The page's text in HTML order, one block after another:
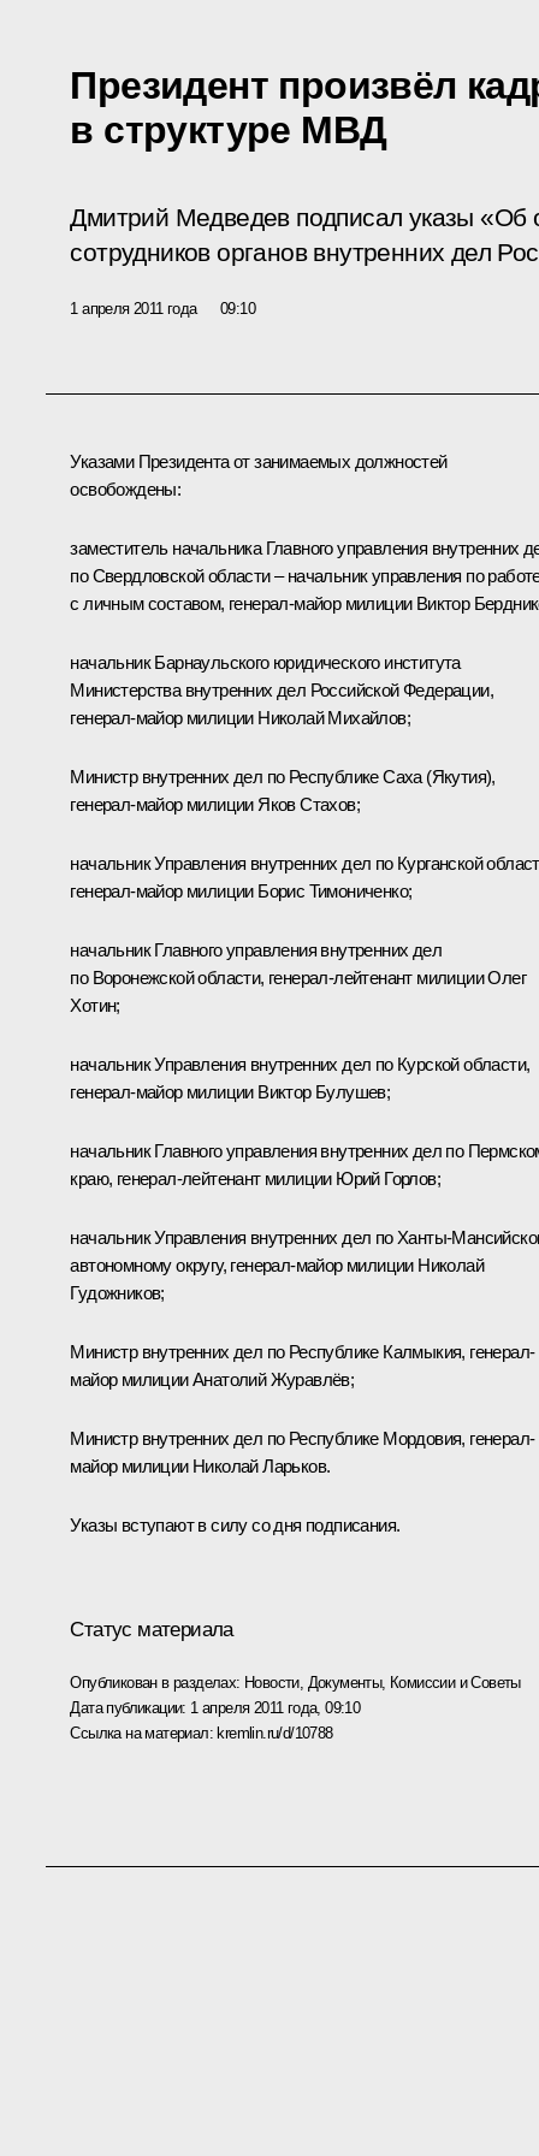
Президент произвёл
в структуре МВД
Дмитрий Медведев подписал указы «Об
сотрудников органов внутренних дел
1 апреля 2011 года 09:10
Указами Президента от занимаемых должностей
освобождены:
заместитель начальника Главного управления внутренних
по Свердловской области – начальник управления по
с личным составом, генерал-майор милиции Виктор
начальник Барнаульского юридического института
Министерства внутренних дел Российской Федерации,
генерал-майор милиции Николай Михайлов;
Министр внутренних дел по Республике Саха (Якутия),
генерал-майор милиции Яков Стахов;
начальник Управления внутренних дел по Курганской
генерал-майор милиции Борис Тимониченко;
начальник Главного управления внутренних дел
по Воронежской области, генерал-лейтенант милиции Олег
Хотин;
начальник Управления внутренних дел по Курской области,
генерал-майор милиции Виктор Булушев;
начальник Главного управления внутренних дел по
краю, генерал-лейтенант милиции Юрий Горлов;
начальник Управления внутренних дел по Ханты-
автономному округу, генерал-майор милиции Николай
Гудожников;
Министр внутренних дел по Республике Калмыкия, генерал-
майор милиции Анатолий Журавлёв;
Министр внутренних дел по Республике Мордовия, генерал-
майор милиции Николай Ларьков.
Указы вступают в силу со дня подписания.
Статус материала
Опубликован в разделах: Новости, Документы, Комиссии и Советы
Дата публикации: 1 апреля 2011 года, 09:10
Ссылка на материал: kremlin.ru/d/10788